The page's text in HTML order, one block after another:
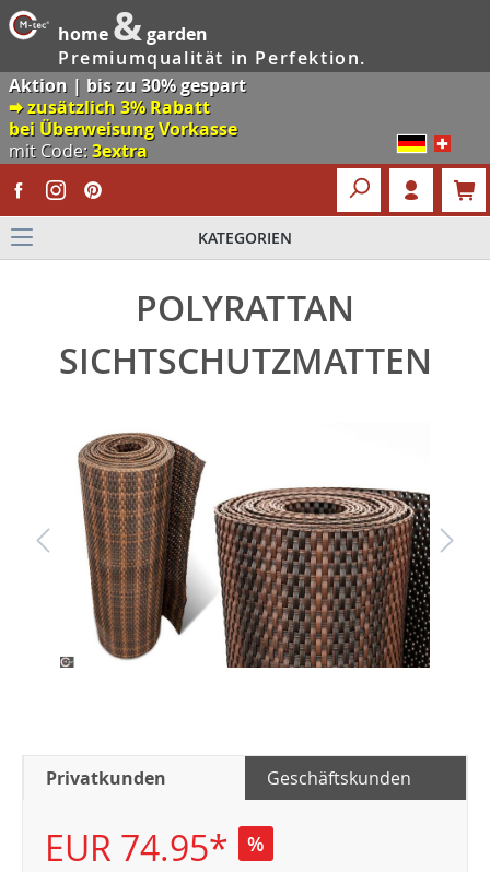
home &garden
Premiumqualität in Perfektion.
Aktion | bis zu 30% gespart
🠮 zusätzlich 3% Rabatt
bei Überweisung Vorkasse
mit Code:3extra
KATEGORIEN
POLYRATTAN
SICHTSCHUTZMATTEN
Privatkunden Geschäftskunden
EUR 74.95* %